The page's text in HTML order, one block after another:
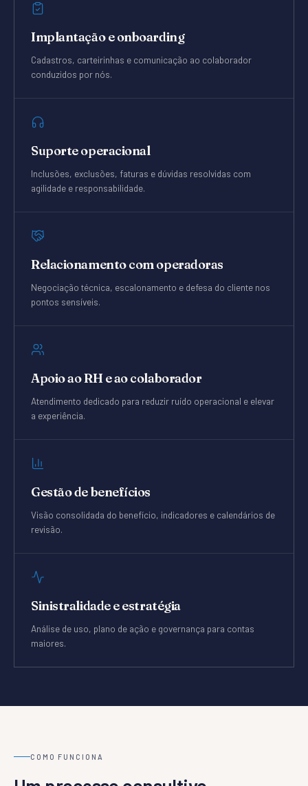
Implantação e onboarding
Cadastros, carteirinhas e comunicação ao colaborador
conduzidos por nós.
Suporte operacional
Inclusões, exclusões, faturas e dúvidas resolvidas com
agilidade e responsabilidade.
Relacionamento com operadoras
Negociação técnica, escalonamento e defesa do cliente nos
pontos sensíveis.
Apoio ao RH e ao colaborador
Atendimento dedicado para reduzir ruído operacional e elevar
a experiência.
Gestão de benefícios
Visão consolidada do benefício, indicadores e calendários de
revisão.
Sinistralidade e estratégia
Análise de uso, plano de ação e governança para contas
maiores.
COMO FUNCIONA